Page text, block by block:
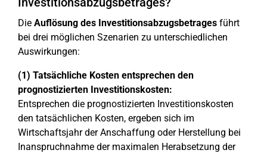
Die Auflösung des Investitionsabzugsbetrages führt
bei drei möglichen Szenarien zu unterschiedlichen
Auswirkungen:
(1) Tatsächliche Kosten entsprechen den
prognostizierten Investitionskosten:
Entsprechen die prognostizierten Investitionskosten
den tatsächlichen Kosten, ergeben sich im
Wirtschaftsjahr der Anschaffung oder Herstellung bei
Inanspruchnahme der maximalen Herabsetzung der